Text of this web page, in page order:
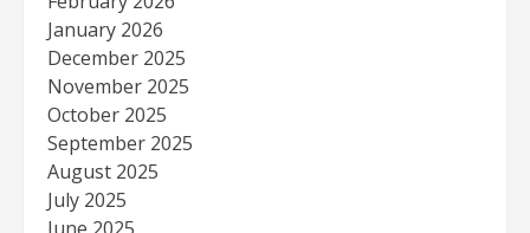
January 2026
December 2025
November 2025
October 2025
September 2025
August 2025
July 2025